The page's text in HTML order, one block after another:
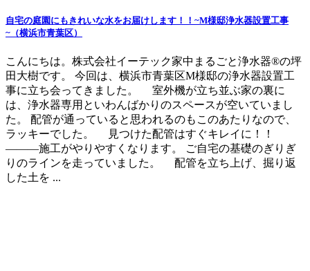
自宅の庭園にもきれいな水をお届けします！！~M様邸浄水器設置工事
~（横浜市青葉区）
こんにちは。株式会社イーテック家中まるごと浄水器®の坪
田大樹です。 今回は、横浜市青葉区M様邸の浄水器設置工
事に立ち会ってきました。 室外機が立ち並ぶ家の裏に
は、浄水器専用といわんばかりのスペースが空いていまし
た。 配管が通っていると思われるのもこのあたりなので、
ラッキーでした。 見つけた配管はすぐキレイに！！
―――施工がやりやすくなります。 ご自宅の基礎のぎりぎ
りのラインを走っていました。 配管を立ち上げ、掘り返
した土を ...